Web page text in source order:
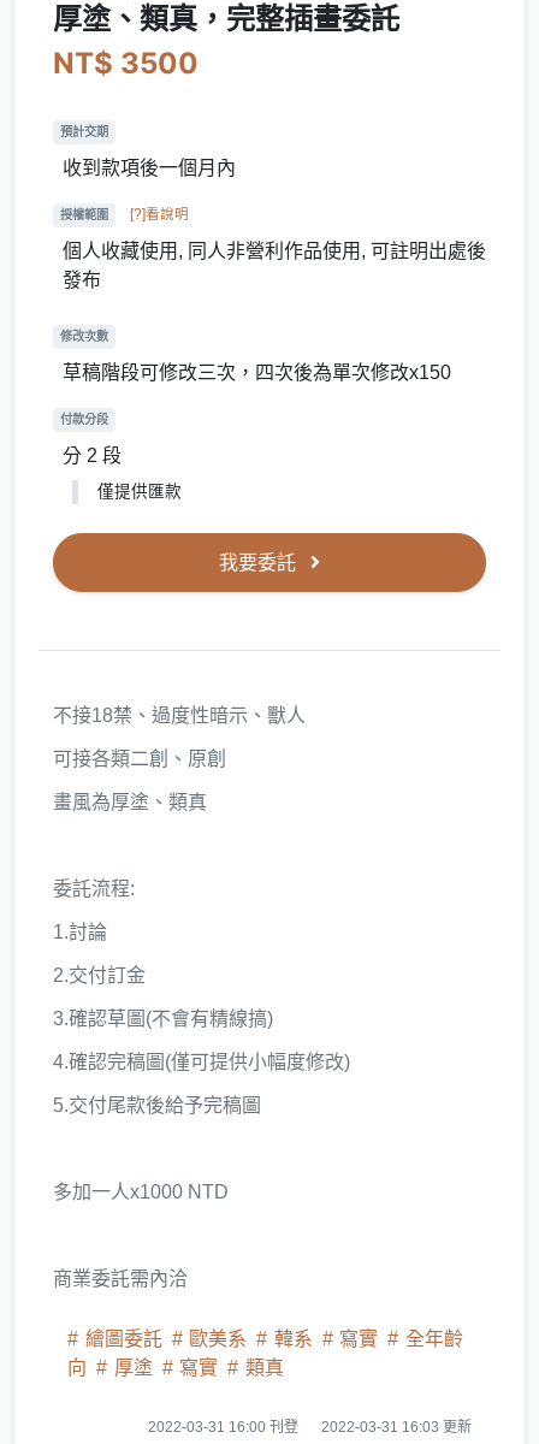
厚塗、類真，完整插畫委託
NT$ 3500
預計交期
收到款項後一個月內
授權範圍 [?]看說明
個人收藏使用, 同人非營利作品使用, 可註明出處後
發布
修改次數
草稿階段可修改三次，四次後為單次修改x150
付款分段
分 2 段
僅提供匯款
我要委託
不接18禁、過度性暗示、獸人
可接各類二創、原創
畫風為厚塗、類真
委託流程:
1.討論
2.交付訂金
3.確認草圖(不會有精線搞)
4.確認完稿圖(僅可提供小幅度修改)
5.交付尾款後給予完稿圖
多加一人x1000 NTD
商業委託需內洽
繪圖委託 歐美系 韓系 寫實
全年齡
向
厚塗 寫實 類真
2022-03-31 16:00 刊登 2022-03-31 16:03 更新